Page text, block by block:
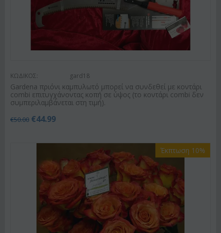
ΚΩΔΙΚΟΣ: gard18
Gardena πριόνι καμπυλωτό μπορεί να συνδεθεί με κοντάρι
combi επιτυγχάνοντας κοπή σε ύψος (το κοντάρι combi δεν
συμπεριλαμβάνεται στη τιμή).
€50.00 €44.99
Έκπτωση 10%